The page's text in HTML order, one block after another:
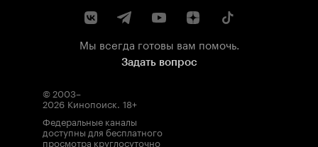
Мы всегда готовы вам помочь.
Задать вопрос
© 2003–
2026 Кинопоиск. 18+
Федеральные каналы
доступны для бесплатного
просмотра круглосуточно